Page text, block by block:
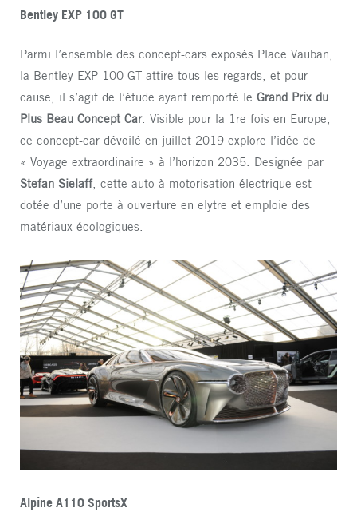
Bentley EXP 100 GT
Parmi l’ensemble des concept-cars exposés Place Vauban,
la Bentley EXP 100 GT attire tous les regards, et pour
cause, il s’agit de l’étude ayant remporté le Grand Prix du
Plus Beau Concept Car. Visible pour la 1re fois en Europe,
ce concept-car dévoilé en juillet 2019 explore l’idée de
« Voyage extraordinaire » à l’horizon 2035. Designée par
Stefan Sielaff, cette auto à motorisation électrique est
dotée d’une porte à ouverture en elytre et emploie des
matériaux écologiques.
Alpine A110 SportsX